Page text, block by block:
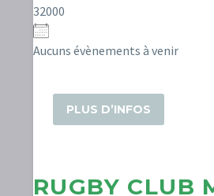
32000
Aucuns évènements à venir
PLUS D’INFOS
RUGBY CLUB